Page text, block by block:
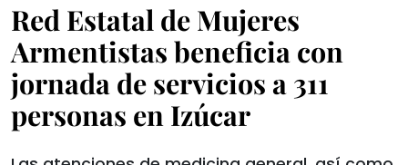
Red Estatal de Mujeres
Armentistas beneficia con
jornada de servicios a 311
personas en Izúcar